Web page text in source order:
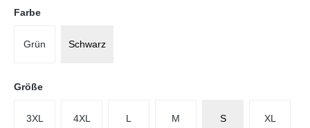
Farbeauswählen
Grün Schwarz
Größeauswählen
3XL 4XL L M S XL